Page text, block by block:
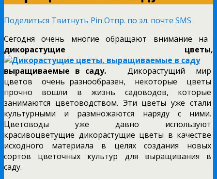
Поделиться Твитнуть Pin Отпр. по эл. почте SMS
Сегодня очень многие обращают внимание на
дикорастущие цветы,
выращиваемые в саду. Дикорастущий мир
цветов очень разнообразен, некоторые цветы
прочно вошли в жизнь садоводов, которые
занимаются цветоводством. Эти цветы уже стали
культурными и размножаются наряду с ними.
Цветоводы уже давно используют
красивоцветущие дикорастущие цветы в качестве
исходного материала в целях создания новых
сортов цветочных культур для выращивания в
саду.